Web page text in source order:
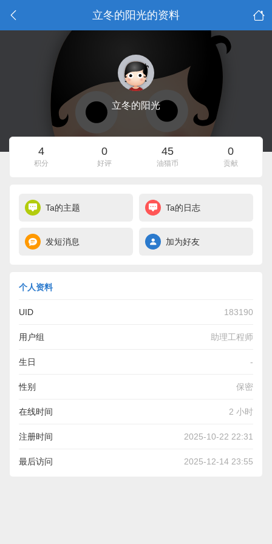
立冬的阳光的资料
立冬的阳光
4
积分
0
好评
45
油猫币
0
贡献
Ta的主题 Ta的日志
发短消息 加为好友
个人资料
UID 183190
用户组 助理工程师
生日 -
性别 保密
在线时间 2 小时
注册时间 2025-10-22 22:31
最后访问 2025-12-14 23:55